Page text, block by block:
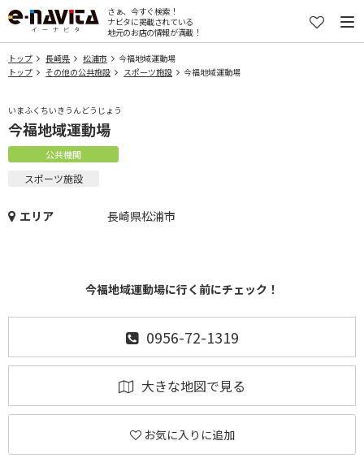
さぁ、今すぐ検索！
ナビタに掲載されている
地元のお店の情報が満載！
トップ 長崎県 松浦市
今福地域運動場
トップ
その他の公共施設 スポーツ施設 今福地域運動場
いまふくちいきうんどうじょう
今福地域運動場
公共機関
スポーツ施設
エリア 長崎県松浦市
今福地域運動場に行く前にチェック！
0956-72-1319
大きな地図で見る
お気に入りに追加